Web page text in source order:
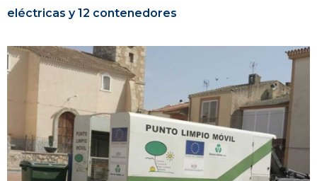
eléctricas y 12 contenedores